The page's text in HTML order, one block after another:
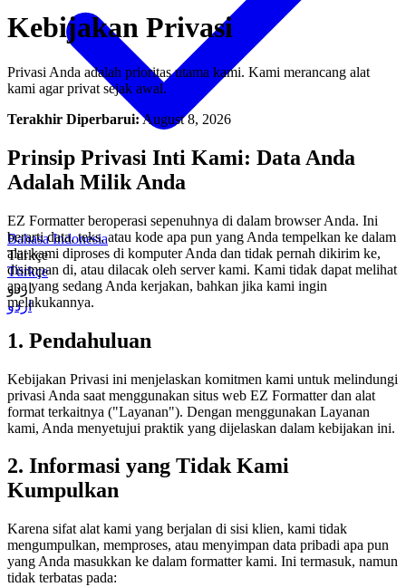
Bahasa Indonesia
Türkçe
Türkçe
اردو
اردو
Kebijakan Privasi
Privasi Anda adalah prioritas utama kami. Kami merancang alat
kami agar privat sejak awal.
Terakhir Diperbarui:August 8, 2026
Prinsip Privasi Inti Kami: Data Anda
Adalah Milik Anda
EZ Formatter beroperasi sepenuhnya di dalam browser Anda. Ini
berarti data, teks, atau kode apa pun yang Anda tempelkan ke dalam
alat kami diproses di komputer Anda dan tidak pernah dikirim ke,
disimpan di, atau dilacak oleh server kami. Kami tidak dapat melihat
apa yang sedang Anda kerjakan, bahkan jika kami ingin
melakukannya.
1. Pendahuluan
Kebijakan Privasi ini menjelaskan komitmen kami untuk melindungi
privasi Anda saat menggunakan situs web EZ Formatter dan alat
format terkaitnya ("Layanan"). Dengan menggunakan Layanan
kami, Anda menyetujui praktik yang dijelaskan dalam kebijakan ini.
2. Informasi yang Tidak Kami
Kumpulkan
Karena sifat alat kami yang berjalan di sisi klien, kami tidak
mengumpulkan, memproses, atau menyimpan data pribadi apa pun
yang Anda masukkan ke dalam formatter kami. Ini termasuk, namun
tidak terbatas pada: